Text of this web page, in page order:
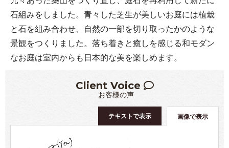
石組みをしました。青々した芝生が美しいお庭には植栽
と石を組み合わせ、自然の一部を切り取ったかのような
景観をつくりました。落ち着きと癒しを感じる和モダン
なお庭は室内からも日本的な美を楽しめます。
Client Voice
お客様の声
画像で表示
テキストで表示